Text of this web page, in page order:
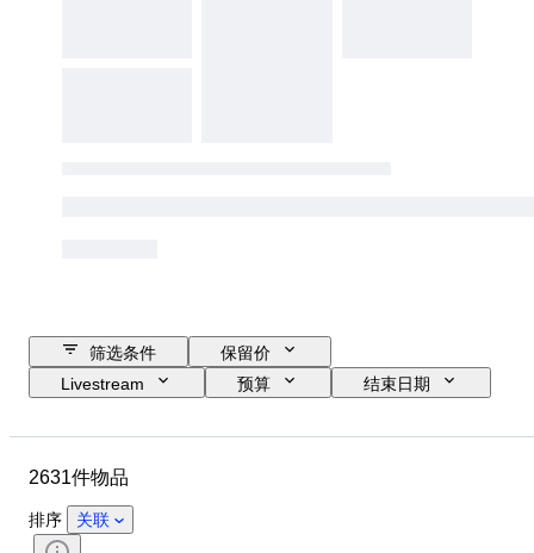
筛选条件
保留价
Livestream
预算
结束日期
课题
硬币类型
艺术家
2631件物品
排序 关联